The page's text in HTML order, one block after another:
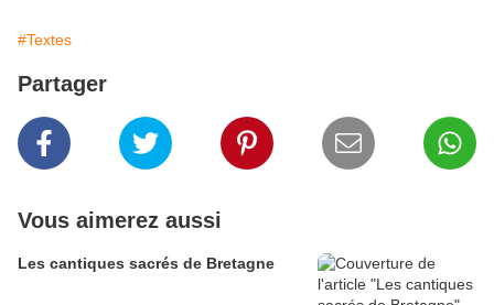
#Textes
Partager
Vous aimerez aussi
Les cantiques sacrés de Bretagne